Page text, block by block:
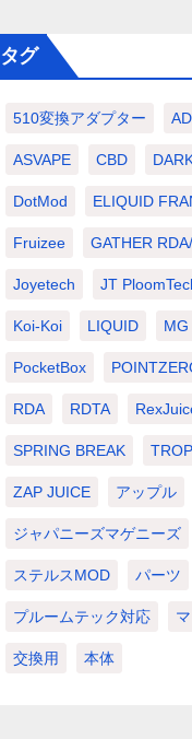
タグ
510変換アダプター
ASVAPE CBD
DotMod ELIQUID
Fruizee GATHER
Joyetech JT
Koi-Koi LIQUID
PocketBox
RDA RDTA
SPRING BREAK
ZAP JUICE アップル
ジャパニーズマゲニーズ
ステルスMOD パーツ
プルームテック対応
交換用 本体